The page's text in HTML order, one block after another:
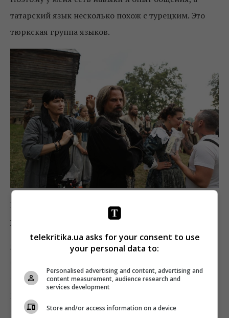
татарский язык несколько похож с турецким. Это
тюркская группа языков.
Возможно, были моменты, которые смутили в
роли?
Я снимался в парике, это было сперва неудобно.
Обычно я привык без него работать. Но мне
нравится пробовать себя в разных амплуа.
Единственное, не понравилось в роли, что
приходилось «стрелять» в людей. Даже когда это
telekritika.ua asks for your consent to use
your personal data to:
Personalised advertising and content, advertising and
content measurement, audience research and
services development
Store and/or access information on a device